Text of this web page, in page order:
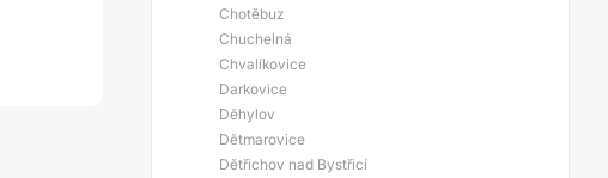
Chotěbuz
Chuchelná
Chvalíkovice
Darkovice
Děhylov
Dětmarovice
Dětřichov nad Bystřicí